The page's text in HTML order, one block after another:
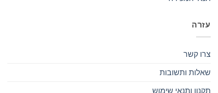
עזרה
צרו קשר
שאלות ותשובות
תקנון ותנאי שימוש